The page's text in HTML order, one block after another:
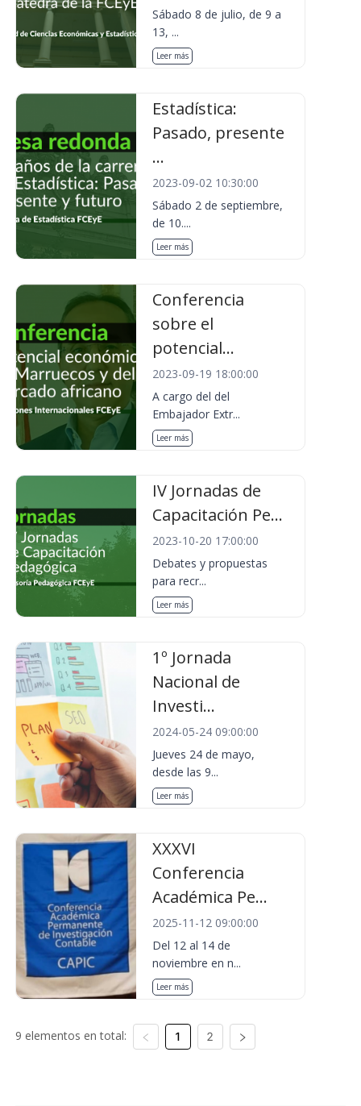
Sábado 8 de julio, de 9 a
13, ...
Leer más
Estadística:
Pasado, presente
...
2023-09-02 10:30:00
Sábado 2 de septiembre,
de 10....
Leer más
Conferencia
sobre el
potencial...
2023-09-19 18:00:00
A cargo del del
Embajador Extr...
Leer más
IV Jornadas de
Capacitación Pe...
2023-10-20 17:00:00
Debates y propuestas
para recr...
Leer más
1º Jornada
Nacional de
Investi...
2024-05-24 09:00:00
Jueves 24 de mayo,
desde las 9...
Leer más
XXXVI
Conferencia
Académica Pe...
2025-11-12 09:00:00
Del 12 al 14 de
noviembre en n...
Leer más
9 elementos en total: 1 2